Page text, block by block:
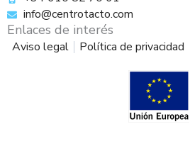
info@centrotacto.com
Enlaces de interés
Aviso legal Política de privacidad